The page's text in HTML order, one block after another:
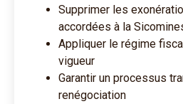
Supprimer les
accordées à la
Appliquer le régime
vigueur
Garantir un processus
renégociation